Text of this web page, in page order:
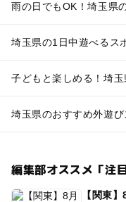
雨の日でもOK！埼玉県
埼玉県の1日中遊べるス
子どもと楽しめる！埼玉
埼玉県のおすすめ外遊び
編集部オススメ「注
【関東